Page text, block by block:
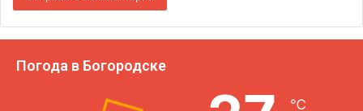
Погода в Богородске
℃